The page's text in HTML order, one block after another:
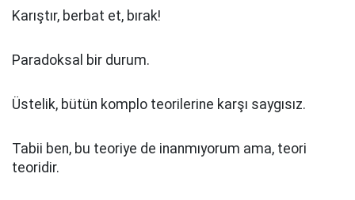
Karıştır, berbat et, bırak!
Paradoksal bir durum.
Üstelik, bütün komplo teorilerine karşı saygısız.
Tabii ben, bu teoriye de inanmıyorum ama, teori
teoridir.